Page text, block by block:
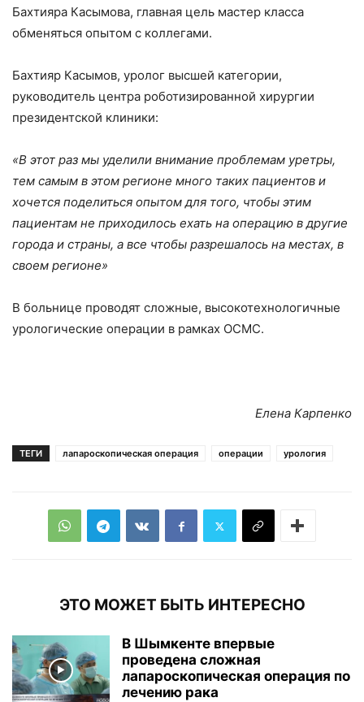
Бахтияра Касымова, главная цель мастер класса
обменяться опытом с коллегами.
Бахтияр Касымов, уролог высшей категории,
руководитель центра роботизированной хирургии
президентской клиники:
«В этот раз мы уделили внимание проблемам уретры,
тем самым в этом регионе много таких пациентов и
хочется поделиться опытом для того, чтобы этим
пациентам не приходилось ехать на операцию в другие
города и страны, а все чтобы разрешалось на местах, в
своем регионе»
В больнице проводят сложные, высокотехнологичные
урологические операции в рамках ОСМС.
Елена Карпенко
ТЕГИ лапароскопическая операция операции урология
ЭТО МОЖЕТ БЫТЬ ИНТЕРЕСНО
В Шымкенте впервые
проведена сложная
лапароскопическая операция по
лечению рака